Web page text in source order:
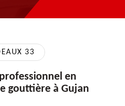
33
en
gouttière à Gujan